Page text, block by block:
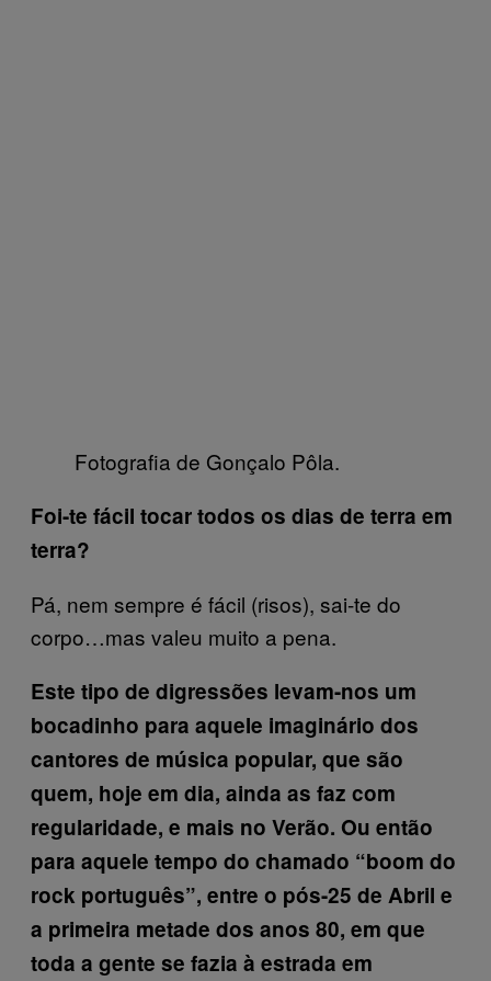
Fotografia de Gonçalo Pôla.
Foi-te fácil tocar todos os dias de terra em
terra?
Pá, nem sempre é fácil (risos), sai-te do
corpo…mas valeu muito a pena.
Este tipo de digressões levam-nos um
bocadinho para aquele imaginário dos
cantores de música popular, que são
quem, hoje em dia, ainda as faz com
regularidade, e mais no Verão. Ou então
para aquele tempo do chamado “boom do
rock português”, entre o pós-25 de Abril e
a primeira metade dos anos 80, em que
toda a gente se fazia à estrada em